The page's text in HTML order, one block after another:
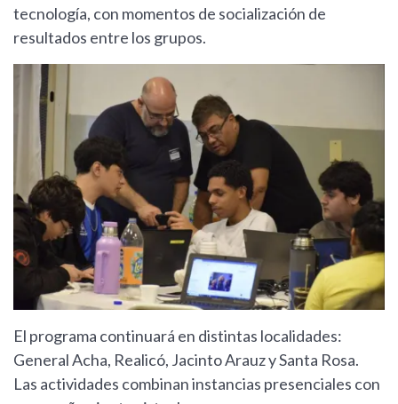
tecnología, con momentos de socialización de
resultados entre los grupos.
El programa continuará en distintas localidades:
General Acha, Realicó, Jacinto Arauz y Santa Rosa.
Las actividades combinan instancias presenciales con